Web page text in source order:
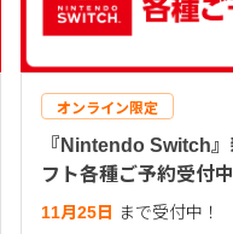
オンライン限定
『Nintendo Switch
フト各種ご予約受付
11月25日 まで受付中！